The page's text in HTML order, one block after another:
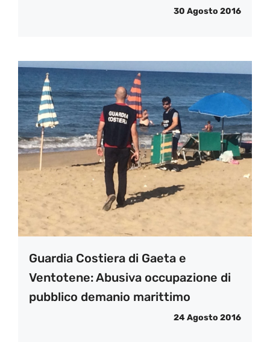
30 Agosto 2016
Guardia Costiera di Gaeta e
Ventotene: Abusiva occupazione di
pubblico demanio marittimo
24 Agosto 2016